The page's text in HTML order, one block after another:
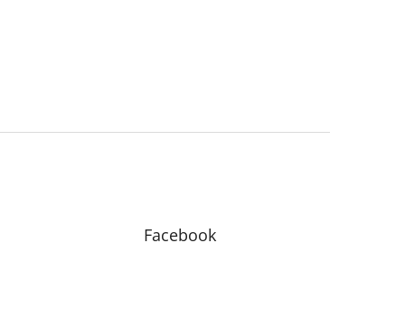
Facebook